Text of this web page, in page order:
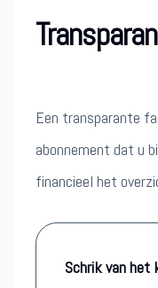
Een transparante
abonnement dat u
financieel het
Schrik van het